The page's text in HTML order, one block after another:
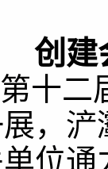
创
十二
，
位